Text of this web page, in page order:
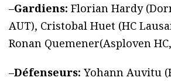
–Gardiens: Florian Hardy
AUT), Cristobal Huet (HC
Ronan Quemener(Asploven
–Défenseurs: Yohann Auvitu